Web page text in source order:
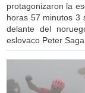
protagonizaron la
horas 57 minutos 3
delante del
eslovaco Peter